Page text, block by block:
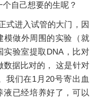
自己想要的生呢？
进入试管的大门，因
模做外周围的实验（就
实验室提取DNA，比对
数据比对的， 这是针对
我们在1月20号寄出血
液已经培养好了，可以